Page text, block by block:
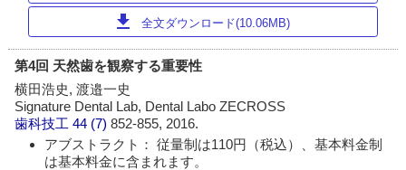
download 全文ダウンロード(10.06MB)
第4回 天然歯を観察する重要性
横田浩史, 渡邉一史
Signature Dental Lab, Dental Labo ZECROSS
歯科技工 44 (7)852-855, 2016.
アブストラクト： 従量制は110円（税込）、基本料金制
は基本料金に含まれます。